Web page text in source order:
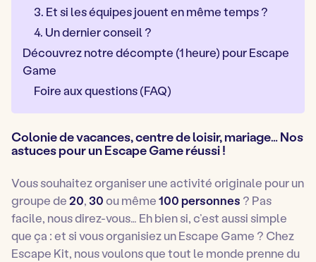
3. Et si les équipes jouent en même temps ?
4. Un dernier conseil ?
Découvrez notre décompte (1 heure) pour Escape
Game
Foire aux questions (FAQ)
Colonie de vacances, centre de loisir, mariage… Nos
astuces pour un Escape Game réussi !
Vous souhaitez organiser une activité originale pour un
groupe de20,30ou même100 personnes ? Pas
facile, nous direz-vous… Eh bien si, c’est aussi simple
que ça : et si vous organisiez un Escape Game ? Chez
Escape Kit, nous voulons que tout le monde prenne du